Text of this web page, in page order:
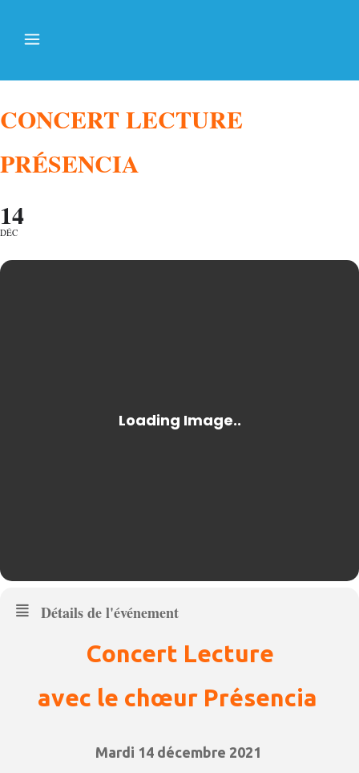
CONCERT LECTURE
PRÉSENCIA
14
DÉC
Détails de l'événement
Concert Lecture
avec le chœurPrésencia
Mardi 14 décembre 2021